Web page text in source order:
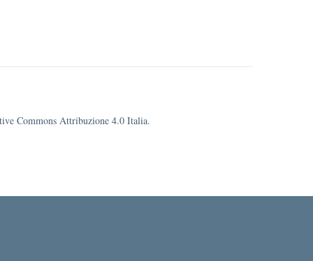
Commons Attribuzione 4.0 Italia.